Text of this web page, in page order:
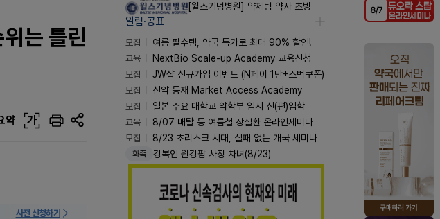
는 틀린
약 가
사전 신청하기
[윌스기념병원] 약제팀 약사 초빙
알림·공표
모집
여름 필수템, 약국 특가로 최대 90% 할인!
교육
NextBio Scale-up Academy 교육신청
모집
JW샵 신규가입 이벤트 (N페이 1만+스벅쿠폰)
모집
신약 등재 Market Access Academy
모집
일본 주요 대학교 약학부 입시 신(편)입학
교육
8/07 배탈 등 여름철 장질환 온라인세미나
모집
8/23 초리스크 시대, 실패 없는 개국 세미나
화촉 강복인 원강팜 사장 차녀(8/23)